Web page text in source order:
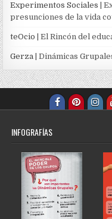
Experimentos Sociales |
presunciones de la vida
teOcio | El Rincón del
Gerza | Dinámicas
INFOGRAFÍAS